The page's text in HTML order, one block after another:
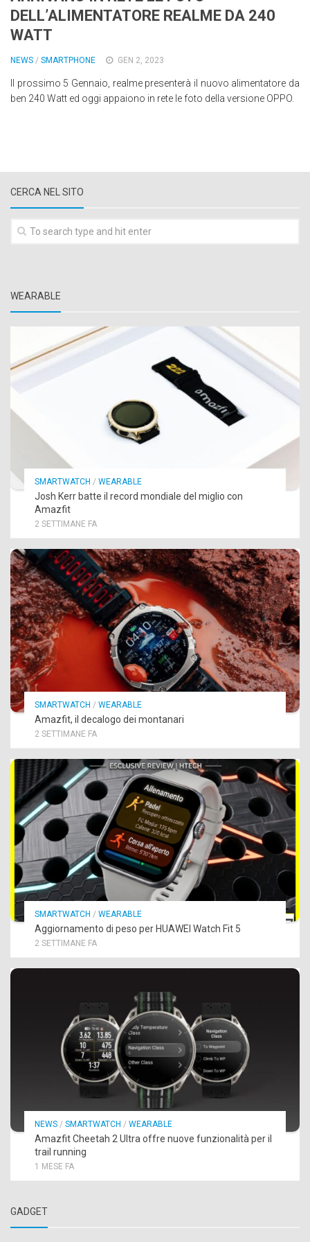
Wearable
Chi siamo
Contattaci
Informativa sull’uso dei cookie
DELL’ALIMENTATORE REALME DA 240
WATT
NEWS / SMARTPHONE GEN 2, 2023
Il prossimo 5 Gennaio, realme presenterà il nuovo alimentatore da
ben 240 Watt ed oggi appaiono in rete le foto della versione OPPO.
CERCA NEL SITO
WEARABLE
SMARTWATCH / WEARABLE
Josh Kerr batte il record mondiale del miglio con
Amazfit
2 SETTIMANE FA
SMARTWATCH / WEARABLE
Amazfit, il decalogo dei montanari
2 SETTIMANE FA
SMARTWATCH / WEARABLE
Aggiornamento di peso per HUAWEI Watch Fit 5
2 SETTIMANE FA
NEWS / SMARTWATCH / WEARABLE
Amazfit Cheetah 2 Ultra offre nuove funzionalità per il
trail running
1 MESE FA
GADGET